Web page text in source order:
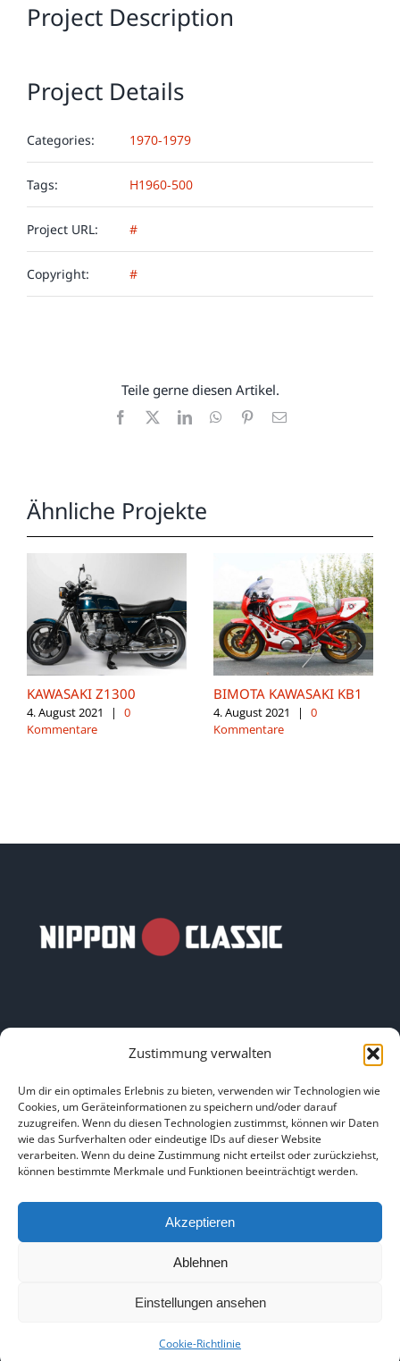
Zustimmung verwalten
Um dir ein optimales Erlebnis zu bieten, verwenden wir Technologien wie
Cookies, um Geräteinformationen zu speichern und/oder darauf
zuzugreifen. Wenn du diesen Technologien zustimmst, können wir Daten
wie das Surfverhalten oder eindeutige IDs auf dieser Website
verarbeiten. Wenn du deine Zustimmung nicht erteilst oder zurückziehst,
können bestimmte Merkmale und Funktionen beeinträchtigt werden.
Akzeptieren
Ablehnen
Einstellungen ansehen
Cookie-Richtlinie
Project Description
Project Details
Categories: 1970-1979
Tags: H1960-500
Project URL: #
Copyright: #
Teile gerne diesen Artikel.
Facebook LinkedInWhatsApp
Pinterest
E-
Ähnliche Projekte
KAWASAKI Z1300
4. August 2021 |
0
Kommentare
BIMOTA KAWASAKI KB1
4. August 2021 |
0
Kommentare
HOME|ÜBER UNS|IMPRESSUM |DATENSCHUTZ
BILDNACHWEISE
Copyright 2025